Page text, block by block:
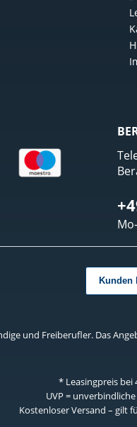
Kunden
und Freiberufler. Das
* Leasingpreis bei
UVP =
Kostenloser Versand – gilt